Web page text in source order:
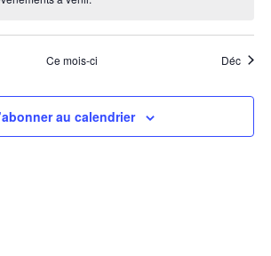
Ce mois-ci Déc
au calendrier